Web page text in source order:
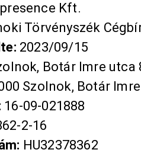
Kft.
Törvényszék
2023/09/15
Botár Imre utca
Szolnok, Botár
16-09-021888
2-16
HU32378362